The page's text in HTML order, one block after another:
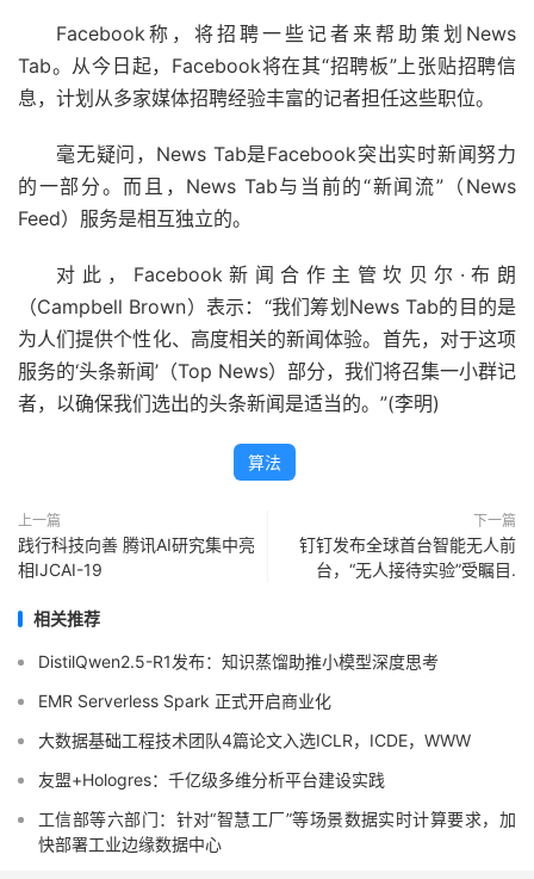
Facebook称，将招聘一些记者来帮助策划News
Tab。从今日起，Facebook将在其“招聘板”上张贴招聘信
息，计划从多家媒体招聘经验丰富的记者担任这些职位。
毫无疑问，News Tab是Facebook突出实时新闻努力
的一部分。而且，News Tab与当前的“新闻流”（News
Feed）服务是相互独立的。
对此，Facebook新闻合作主管坎贝尔·布朗
（Campbell Brown）表示：“我们筹划News Tab的目的是
为人们提供个性化、高度相关的新闻体验。首先，对于这项
服务的‘头条新闻’（Top News）部分，我们将召集一小群记
者，以确保我们选出的头条新闻是适当的。”(李明)
算法
上一篇
践行科技向善 腾讯AI研究集中亮
相IJCAI-19
下一篇
钉钉发布全球首台智能无人前
台，“无人接待实验”受瞩目.
相关推荐
DistilQwen2.5-R1发布：知识蒸馏助推小模型深度思考
EMR Serverless Spark 正式开启商业化
大数据基础工程技术团队4篇论文入选ICLR，ICDE，WWW
友盟+Hologres：千亿级多维分析平台建设实践
工信部等六部门：针对“智慧工厂”等场景数据实时计算要求，加
快部署工业边缘数据中心